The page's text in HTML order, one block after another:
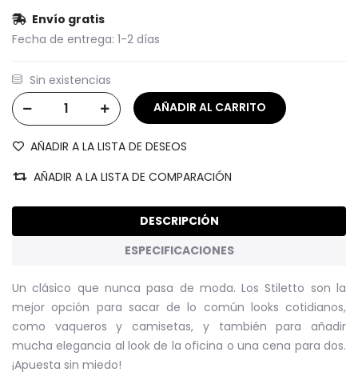
Envío gratis
Fecha de entrega: 1-2 días
Sin existencias
AÑADIR A LA LISTA DE DESEOS
AÑADIR A LA LISTA DE COMPARACIÓN
DESCRIPCIÓN
ESPECIFICACIONES
Un clásico que nunca pasa de moda. Los Stiletto son la
mejor opción para sacar de lo común looks cotidianos,
como vaqueros y camisetas, y también para añadir
mucha elegancia al look de la oficina o una cena para dos.
¡Apuesta sin miedo!